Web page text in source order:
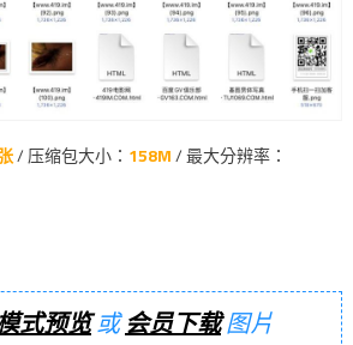
/ 压缩包大小： 158M/ 最大分辨率：
式预览或会员下载图片